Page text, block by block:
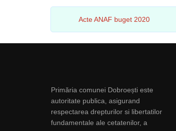
Acte ANAF buget 2020
Primăria comunei Dobroești este
autoritate publica, asigurand
respectarea drepturilor si libertatilor
fundamentale ale cetatenilor, a